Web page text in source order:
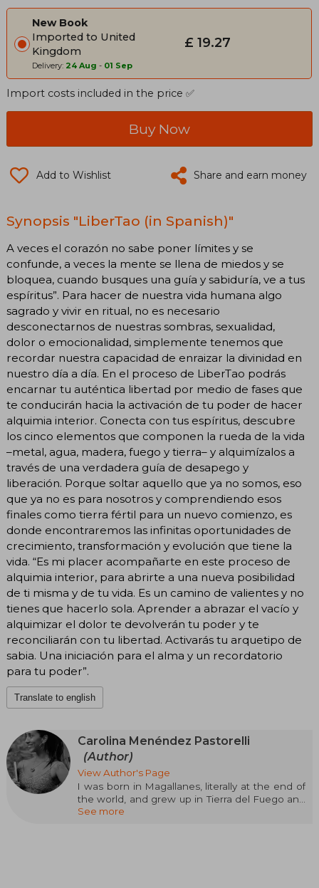
New Book
Imported to United
Kingdom
Delivery: 24 Aug - 01 Sep
£ 19.27
Import costs included in the price ✅
Buy Now
Add to Wishlist Share and earn money
Synopsis "LiberTao (in Spanish)"
A veces el corazón no sabe poner límites y se
confunde, a veces la mente se llena de miedos y se
bloquea, cuando busques una guía y sabiduría, ve a tus
espíritus”. Para hacer de nuestra vida humana algo
sagrado y vivir en ritual, no es necesario
desconectarnos de nuestras sombras, sexualidad,
dolor o emocionalidad, simplemente tenemos que
recordar nuestra capacidad de enraizar la divinidad en
nuestro día a día. En el proceso de LiberTao podrás
encarnar tu auténtica libertad por medio de fases que
te conducirán hacia la activación de tu poder de hacer
alquimia interior. Conecta con tus espíritus, descubre
los cinco elementos que componen la rueda de la vida
–metal, agua, madera, fuego y tierra– y alquimízalos a
través de una verdadera guía de desapego y
liberación. Porque soltar aquello que ya no somos, eso
que ya no es para nosotros y comprendiendo esos
finales como tierra fértil para un nuevo comienzo, es
donde encontraremos las infinitas oportunidades de
crecimiento, transformación y evolución que tiene la
vida. “Es mi placer acompañarte en este proceso de
alquimia interior, para abrirte a una nueva posibilidad
de ti misma y de tu vida. Es un camino de valientes y no
tienes que hacerlo sola. Aprender a abrazar el vacío y
alquimizar el dolor te devolverán tu poder y te
reconciliarán con tu libertad. Activarás tu arquetipo de
sabia. Una iniciación para el alma y un recordatorio
para tu poder”.
Translate to english
Carolina Menéndez Pastorelli
(Author)
View Author's Page
I was born in Magallanes, literally at the end of
the world, and grew up in Tierra del Fuego and
Punta Arenas.
See more